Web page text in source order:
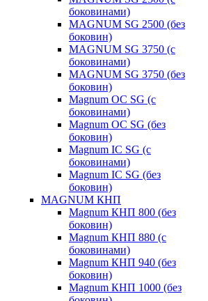
боковинами)
MAGNUM SG 2500 (без
боковин)
MAGNUM SG 3750 (с
боковинами)
MAGNUM SG 3750 (без
боковин)
Magnum OC SG (с
боковинами)
Magnum OC SG (без
боковин)
Magnum IC SG (с
боковинами)
Magnum IC SG (без
боковин)
MAGNUM КНП
Magnum КНП 800 (без
боковин)
Magnum КНП 880 (с
боковинами)
Magnum КНП 940 (без
боковин)
Magnum КНП 1000 (без